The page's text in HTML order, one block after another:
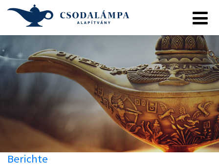
Berichte